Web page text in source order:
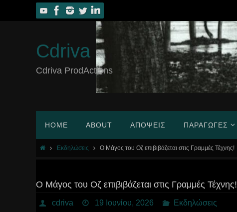
Cdriva
Cdriva ProdActions
content
HOME ABOUT ΑΠΌΨΕΙΣ ΠΑΡΑΓΩΓΈΣ
HomeΕκδηλώσεις Ο Μάγος του Οζ επιβιβάζεται στις Γραμμές Τέχνης!
Ο Μάγος του Οζ επιβιβάζεται στις Γραμμές Τέχνης!
cdriva 19 Ιουνίου, 2026 Εκδηλώσεις